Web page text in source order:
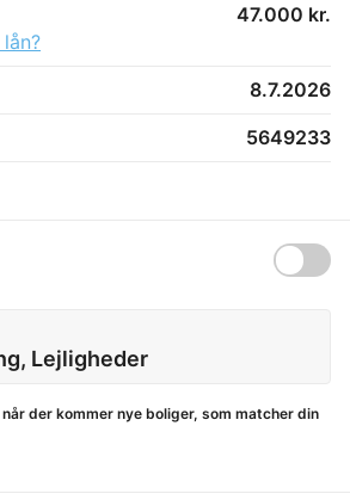
47.000 kr.
8.7.2026
5649233
Lejligheder
der kommer nye boliger, som matcher din